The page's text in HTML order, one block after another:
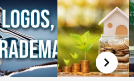
WEITER